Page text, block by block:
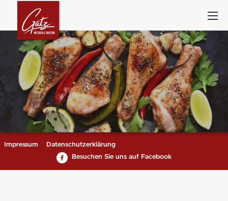
Impressum
Datenschutzerklärung
Besuchen Sie uns auf Facebook